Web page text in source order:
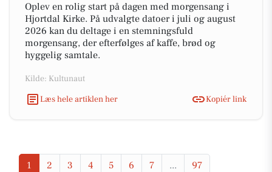
Oplev en rolig start på dagen med morgensang i
Hjortdal Kirke. På udvalgte datoer i juli og august
2026 kan du deltage i en stemningsfuld
morgensang, der efterfølges af kaffe, brød og
hyggelig samtale.
Kilde: Kultunaut
Læs hele artiklen her
Kopiér link
1 2 3 4 5 6 7 ... 97